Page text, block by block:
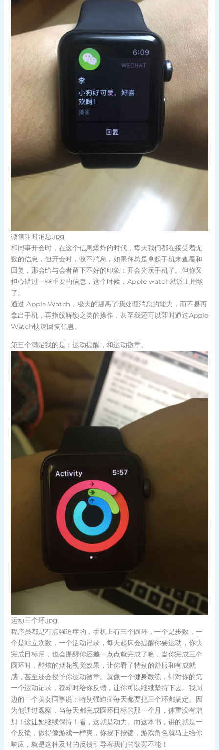
微信即时消息.jpg
和同事开会时，在这个信息爆炸的时代，每天我们都在接受着无
数的信息，但开会时，收不消息，如果你总是拿起手机来查看和
回复，那会给与会者留下不好的印象：开会光玩手机了。但你又
担心错过一些重要的信息，这个时候，Apple watch就派上用场
了。
通过 Apple Watch，极大的提高了我处理消息的能力，而不是再
拿出手机，再指纹解锁之类的操作，甚至我还可以即时通过Apple
Watch快速回复信息。
第三个满足我的是：运动提醒，和运动徽章。
运动三个环.jpg
程序员都是有点强迫症的，手机上有三个圆环，一个是步数，一
个是站立次数，一个活动记录，每天起床会提醒你要运动，你快
完成目标后，也会提醒你还差一点点就完成了噢，当你完成三个
圆环时，酷炫的烟花视觉效果，让你看了特别的舒服和有成就
感，甚至还会授予你运动徽章。就像一个健身教练，针对你的第
一个运动记录，都即时给你反馈，让你可以继续坚持下去。我周
边的一个美女同事说：特别强迫症每天都要把三个环都搞定。因
为他通过观察，当每天都完成圆环目标的那一个月，体重没有增
加！这让她继续保持！看，这就是动力。而这本书，讲的就是一
个反馈，做得像游戏一样爽，你按下按键，游戏角色就马上给你
响应，就是这种及时的反馈引导着我们的欲罢不能！